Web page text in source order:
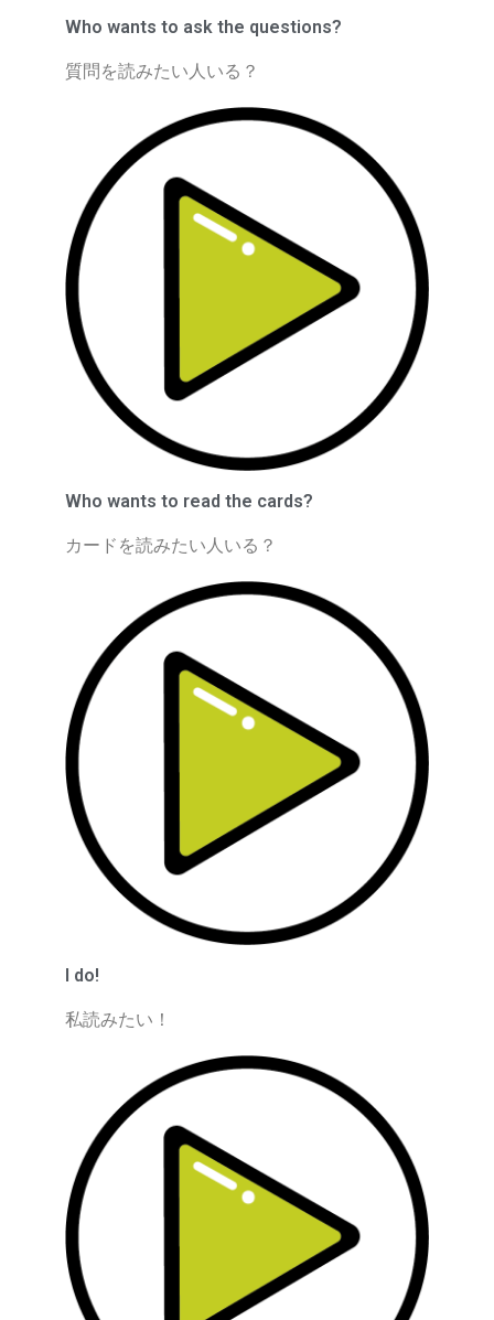
Who wants to ask the questions?
質問を読みたい人いる？
Who wants to read the cards?
カードを読みたい人いる？
I do!
私読みたい！